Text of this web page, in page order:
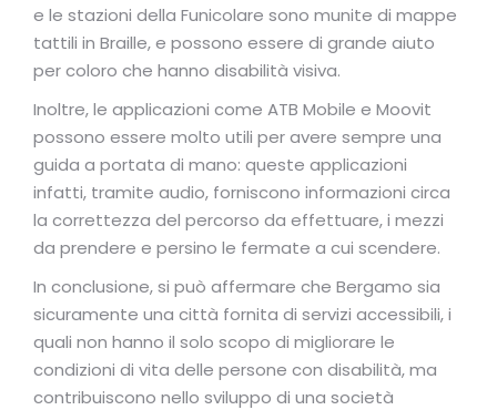
e le stazioni della Funicolare sono munite di mappe
tattili in Braille, e possono essere di grande aiuto
per coloro che hanno disabilità visiva.
Inoltre, le applicazioni come ATB Mobile e Moovit
possono essere molto utili per avere sempre una
guida a portata di mano: queste applicazioni
infatti, tramite audio, forniscono informazioni circa
la correttezza del percorso da effettuare, i mezzi
da prendere e persino le fermate a cui scendere.
In conclusione, si può affermare che Bergamo sia
sicuramente una città fornita di servizi accessibili, i
quali non hanno il solo scopo di migliorare le
condizioni di vita delle persone con disabilità, ma
contribuiscono nello sviluppo di una società